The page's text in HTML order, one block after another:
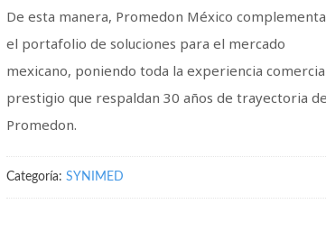
De esta manera, Promedon México complementa
el portafolio de soluciones para el mercado
mexicano, poniendo toda la experiencia
prestigio que respaldan 30 años de trayectoria de
Promedon.
Categoría:SYNIMED